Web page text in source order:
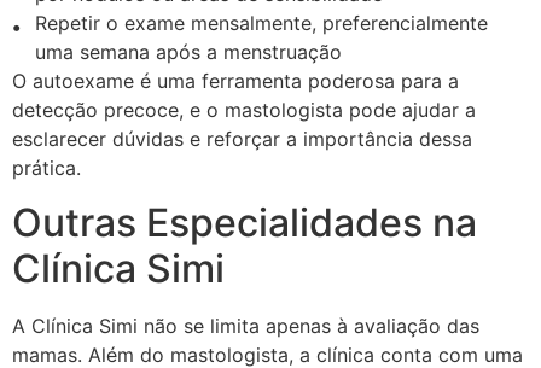
Repetir o exame mensalmente, preferencialmente
uma semana após a menstruação
O autoexame é uma ferramenta poderosa para a
detecção precoce, e o mastologista pode ajudar a
esclarecer dúvidas e reforçar a importância dessa
prática.
Outras Especialidades na
Clínica Simi
A Clínica Simi não se limita apenas à avaliação das
mamas. Além do mastologista, a clínica conta com uma